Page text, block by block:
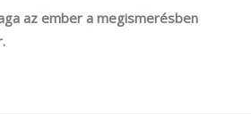
az ember a megismerésben